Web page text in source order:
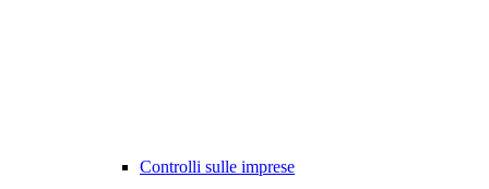
Controlli sulle imprese